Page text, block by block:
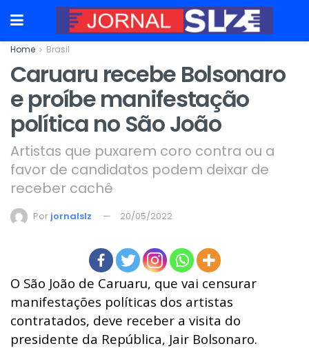
Home Brasil
Caruaru recebe Bolsonaro
e proíbe manifestação
política no São João
Artistas que puxarem coro contra ou a
favor de candidatos podem deixar de
receber cachê
Por jornalslz 20/05/2022
O São João de Caruaru, que vai censurar
manifestações políticas dos artistas
contratados, deve receber a visita do
presidente da República, Jair Bolsonaro.